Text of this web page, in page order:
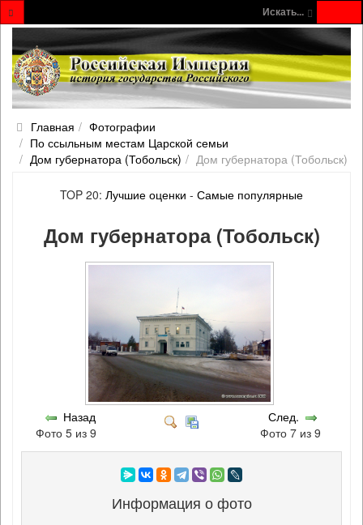
Искать...
Главная
Фотографии
По ссыльным местам Царской семьи
Дом губернатора (Тобольск)
Дом губернатора (Тобольск)
TOP 20: Лучшие оценки - Самые популярные
Дом губернатора (Тобольск)
Назад
Фото 5 из 9
След.
Фото 7 из 9
Информация о фото